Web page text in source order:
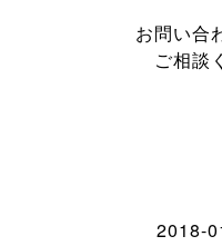
お問い合
ご相談
2018-